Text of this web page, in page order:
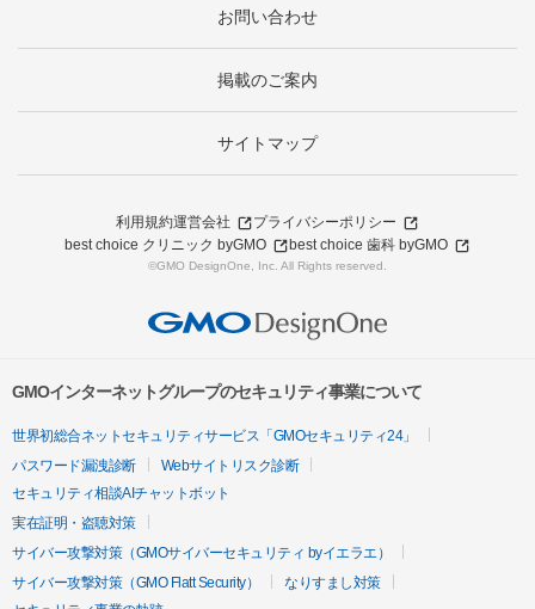
お問い合わせ
掲載のご案内
サイトマップ
利用規約運営会社
プライバシーポリシー
best choice クリニック byGMO
best choice 歯科 byGMO
©GMO DesignOne, Inc. All Rights reserved.
GMOインターネットグループのセキュリティ事業について
世界初総合ネットセキュリティサービス「GMOセキュリティ24」
パスワード漏洩診断
Webサイトリスク診断
セキュリティ相談AIチャットボット
実在証明・盗聴対策
サイバー攻撃対策（GMOサイバーセキュリティ byイエラエ）
サイバー攻撃対策（GMO Flatt Security）
なりすまし対策